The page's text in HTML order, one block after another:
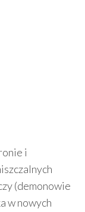
i
(demonowie
w nowych